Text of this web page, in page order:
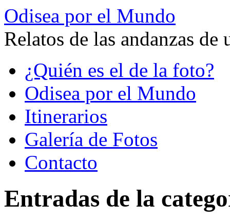
Odisea por el Mundo
Relatos de las andanzas
contenido¿Quién es el de la foto?
Odisea por el Mundo
Itinerarios
Galería de Fotos
Contacto
Entradas de la